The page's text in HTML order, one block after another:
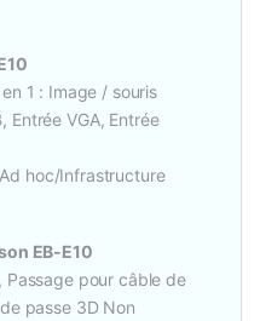
1 : Image / souris
Entrée VGA, Entrée
hoc/Infrastructure
EB-E10
Passage pour câble de
passe 3D Non